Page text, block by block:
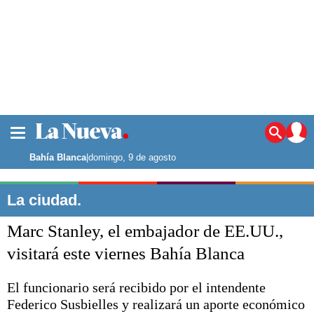
Noticias
La ciudad
Punta Alta
El mundo
Seguridad
Deportes
Escenario Olímpico
Liga del Sur
Bahía Blanca|domingo, 9 de agosto
La ciudad.
Marc Stanley, el embajador de EE.UU.,
visitará este viernes Bahía Blanca
El funcionario será recibido por el intendente
Federico Susbielles y realizará un aporte económico